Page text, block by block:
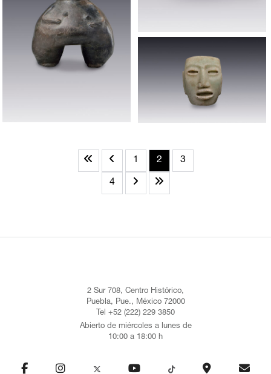
1 2 3
4
2 Sur 708, Centro Histórico,
Puebla, Pue., México 72000
Tel +52 (222) 229 3850
Abierto de miércoles a lunes de
10:00 a 18:00 h